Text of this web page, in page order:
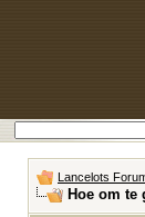
Lancelots
Hoe om te